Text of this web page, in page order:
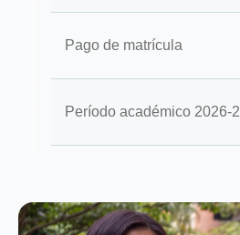
Pago de matrícula
Período académico 2026-2